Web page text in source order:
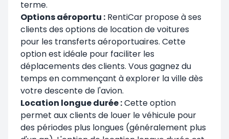
terme.
Options aéroportu : RentiCar propose à ses
clients des options de location de voitures
pour les transferts aéroportuaires. Cette
option est idéale pour faciliter les
déplacements des clients. Vous gagnez du
temps en commençant à explorer la ville dès
votre descente de l'avion.
Location longue durée :Cette option
permet aux clients de louer le véhicule pour
des périodes plus longues (généralement plus